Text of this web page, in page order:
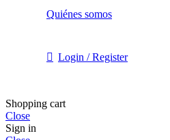
Quiénes somos
Login / Register
Shopping cart
Close
Sign in